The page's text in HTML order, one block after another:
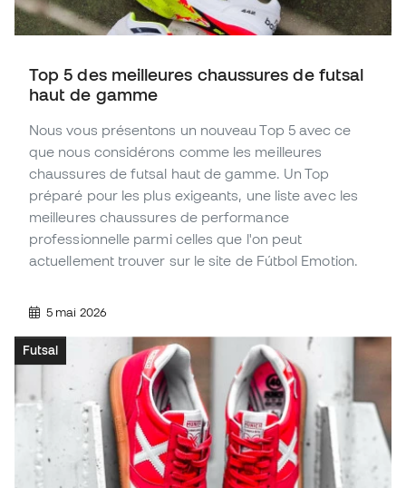
Top 5 des meilleures chaussures de futsal
haut de gamme
Nous vous présentons un nouveau Top 5 avec ce
que nous considérons comme les meilleures
chaussures de futsal haut de gamme. Un Top
préparé pour les plus exigeants, une liste avec les
meilleures chaussures de performance
professionnelle parmi celles que l'on peut
actuellement trouver sur le site de Fútbol Emotion.
5 mai 2026
Futsal